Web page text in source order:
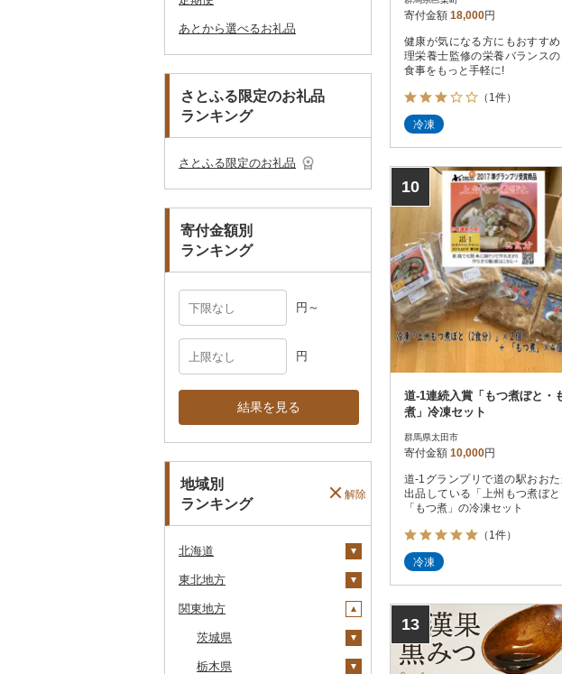
ケチャップ
こしょう
その他調味料
券
GDOふるさとゴルフ
プレークーポン
その他のゴルフプレー
花火大会チケット
カタログギフト
その他文房具
箸
スプーン・フォーク・
ナイフ
皿・椀
その他食器
フライパン
鍋
まな板
土鍋
洗剤
トイレットペーパー
ティッシュ
その他日用品
楽器・器材
本・CD・DVD
おもちゃ・ぬいぐるみ
ご当地キャラクター
ペット用品
その他雑貨
その他スポーツ
プロテイン
その他美容
ツケース
その他鞄・バッグ
子供・ベビー
その他洋服
靴・シューズ
スリッパ・下駄・草履
その他靴・履物
アクセサリー
ペンダント・ネックレ
ス
ピアス・イヤリング
その他アクセサリー
その他服飾小物
ショール・ストール
マフラー・手袋
唐津焼
備前焼
美濃焼
村上木彫堆朱
数珠
工芸品
播州そろばん
美濃和紙
胡蝶蘭
造花・プリザーブドフ
ラワー
その他花
盆栽・その他
その他
あとから選べるお礼品
さとふる限定のお礼品
ランキング
さとふる限定のお礼品
寄付金額別
ランキング
円～
円
結果を見る
地域別
ランキング
解除
北海道
安平町
八雲町
鹿部町
江差町
東北地方
青森県
十和田市
大鰐町
岩手県
宮古市
宮城県
関東地方
茨城県
土浦市
栃木県
寄付金額 18,000円
健康が気になる方にもおすす
理栄養士監修の栄養バランス
食事をもっと手軽に!
（1件）
冷凍
10
道-1連続入賞「もつ煮ぼと・
煮」冷凍セット
群馬県太田市
寄付金額 10,000円
道-1グランプリで道の駅おおた
出品している「上州もつ煮ぼと
「もつ煮」の冷凍セット
（1件）
冷凍
13